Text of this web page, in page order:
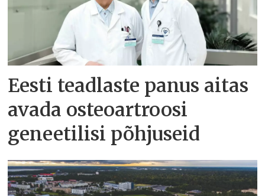
Eesti teadlaste panus aitas
avada osteoartroosi
geneetilisi põhjuseid